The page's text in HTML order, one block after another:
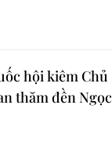
hội kiêm Chủ
thăm đền Ngọc